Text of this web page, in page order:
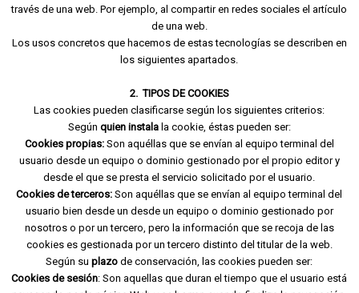
través de una web. Por ejemplo, al compartir en redes sociales el artículo
de una web.
Los usos concretos que hacemos de estas tecnologías se describen en
los siguientes apartados.
2. TIPOS DE COOKIES
Las cookies pueden clasificarse según los siguientes criterios:
Según quien instalala cookie, éstas pueden ser:
Cookies propias:Son aquéllas que se envían al equipo terminal del
usuario desde un equipo o dominio gestionado por el propio editor y
desde el que se presta el servicio solicitado por el usuario.
Cookies de terceros: Son aquéllas que se envían al equipo terminal del
usuario bien desde un desde un equipo o dominio gestionado por
nosotros o por un tercero, pero la información que se recoja de las
cookies es gestionada por un tercero distinto del titular de la web.
Según suplazo de conservación, las cookies pueden ser:
Cookies de sesión: Son aquellas que duran el tiempo que el usuario está